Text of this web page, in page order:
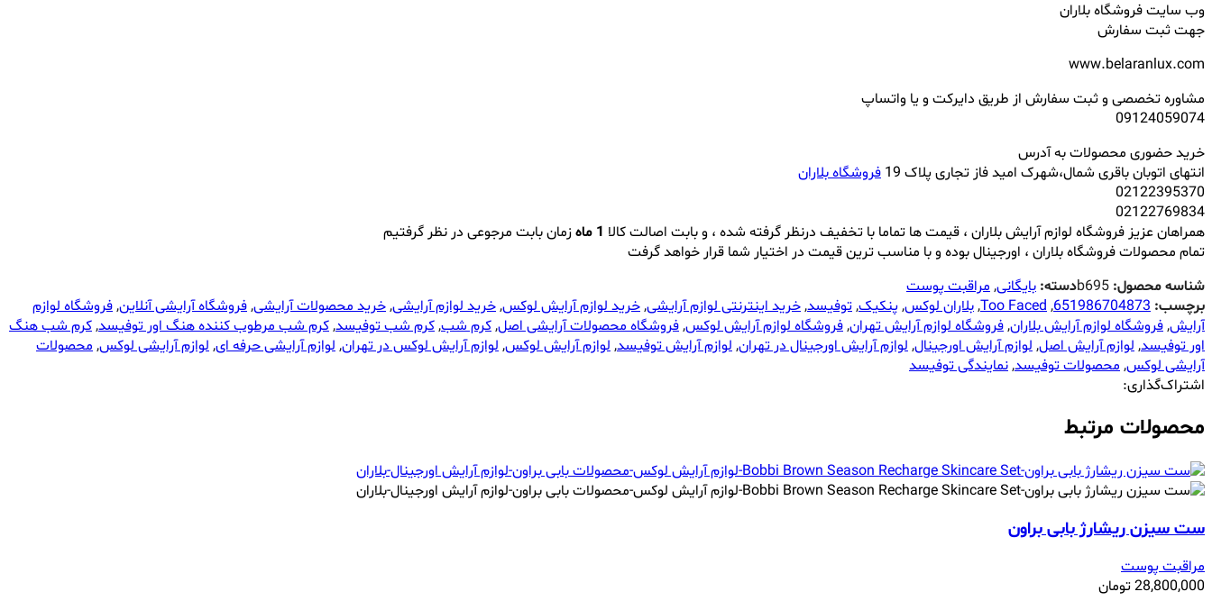
وب سایت فروشگاه بلاران
جهت ثبت سفارش
www.belaranlux.com
مشاوره تخصصی و ثبت سفارش از طریق دایرکت و یا واتساپ
09124059074
خرید حضوری محصولات به آدرس
انتهای اتوبان باقری شمال،شهرک امید فاز تجاری پلاک 19
فروشگاه بلاران
02122395370
02122769834
همراهان عزیز فروشگاه لوازم آرایش بلاران ، قیمت ها تماما با تخفیف درنظر گرفته شده ، و بابت اصالت کالا 1 ماه
زمان بابت مرجوعی در نظر گرفتیم
تمام محصولات فروشگاه بلاران ، اورجینال بوده و با مناسب ترین قیمت در اختیار شما قرار خواهد گرفت
شناسه محصول: b695دسته: بایگانی,مراقبت پوست
برچسب: 651986704873
,
Too Faced
,بلاران لوکس,پنکیک,توفیسد,خرید اینترنتی لوازم آرایشی,خرید لوازم آرایش لوکس,خرید لوازم آرایشی,خرید محصولات آرایشی,فروشگاه آرایشی آنلاین,فروشگاه لوازم
آرایش,فروشگاه لوازم آرایش بلاران,فروشگاه لوازم آرایش تهران,فروشگاه لوازم آرایش لوکس,فروشگاه محصولات آرایشی اصل,کرم شب,کرم شب توفیسد,کرم شب مرطوب کننده هنگ اور توفیسد,کرم شب هنگ
اور توفیسد,لوازم آرایش اصل,لوازم آرایش اورجینال,لوازم آرایش اورجینال در تهران,لوازم آرایش توفیسد,لوازم آرایش لوکس,لوازم آرایش لوکس در تهران,لوازم آرایشی حرفه ای,لوازم آرایشی لوکس,محصولات
آرایشی لوکس,محصولات توفیسد,نمایندگی توفیسد
اشتراک‌گذاری:
محصولات مرتبط
ست سیزن ریشارژ بابی براون
مراقبت پوست
28,800,000تومان